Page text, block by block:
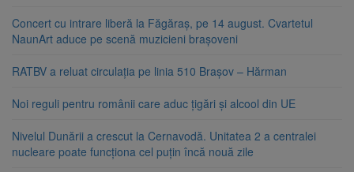
Concert cu intrare liberă la Făgăraș, pe 14 august. Cvartetul
NaunArt aduce pe scenă muzicieni brașoveni
RATBV a reluat circulația pe linia 510 Brașov – Hărman
Noi reguli pentru românii care aduc țigări și alcool din UE
Nivelul Dunării a crescut la Cernavodă. Unitatea 2 a centralei
nucleare poate funcționa cel puțin încă nouă zile